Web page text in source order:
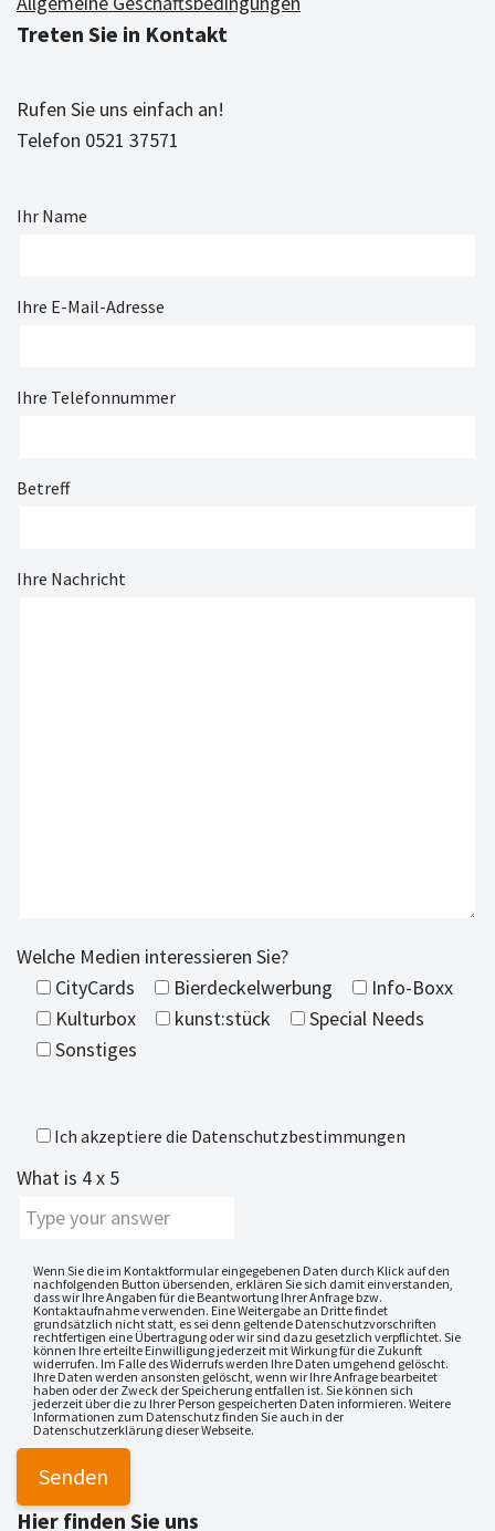
Treten Sie in Kontakt
Rufen Sie uns einfach an!
Telefon 0521 37571
Ihr Name
Ihre E-Mail-Adresse
Ihre Telefonnummer
Betreff
Ihre Nachricht
Welche Medien interessieren Sie?
CityCards
Bierdeckelwerbung
Info-Boxx
Kulturbox
kunst:stück
Special Needs
Sonstiges
Ich akzeptiere die Datenschutzbestimmungen
What is 4x 5
Wenn Sie die im Kontaktformular eingegebenen Daten durch Klick auf den
nachfolgenden Button übersenden, erklären Sie sich damit einverstanden,
dass wir Ihre Angaben für die Beantwortung Ihrer Anfrage bzw.
Kontaktaufnahme verwenden. Eine Weitergabe an Dritte findet
grundsätzlich nicht statt, es sei denn geltende Datenschutzvorschriften
rechtfertigen eine Übertragung oder wir sind dazu gesetzlich verpflichtet. Sie
können Ihre erteilte Einwilligung jederzeit mit Wirkung für die Zukunft
widerrufen. Im Falle des Widerrufs werden Ihre Daten umgehend gelöscht.
Ihre Daten werden ansonsten gelöscht, wenn wir Ihre Anfrage bearbeitet
haben oder der Zweck der Speicherung entfallen ist. Sie können sich
jederzeit über die zu Ihrer Person gespeicherten Daten informieren. Weitere
Informationen zum Datenschutz finden Sie auch in der
Datenschutzerklärung dieser Webseite.
Hier finden Sie uns